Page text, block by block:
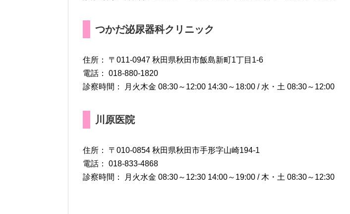
つかだ泌尿器科クリニック
住所： 〒011-0947 秋田県秋田市飯島新町1丁目1-6
電話： 018-880-1820
診察時間： 月火木金 08:30～12:00 14:30～18:00 / 水・土 08:30～12:00
川原医院
住所： 〒010-0854 秋田県秋田市手形字山崎194-1
電話： 018-833-4868
診察時間： 月火水金 08:30～12:30 14:00～19:00 / 木・土 08:30～12:30